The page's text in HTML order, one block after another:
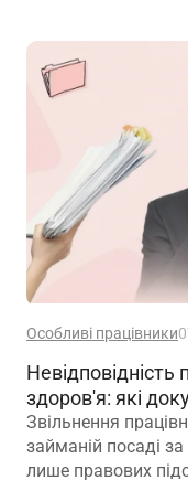
Особливі працівники
Невідповідність
здоров'я: які
Звільнення
займаній посаді
лише правових